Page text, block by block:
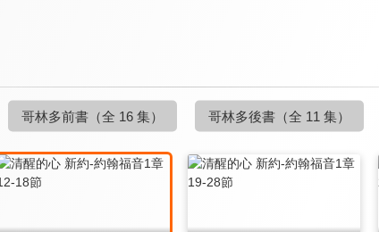
哥林多前書 （全 16 集） 哥林多後書 （全 11 集）